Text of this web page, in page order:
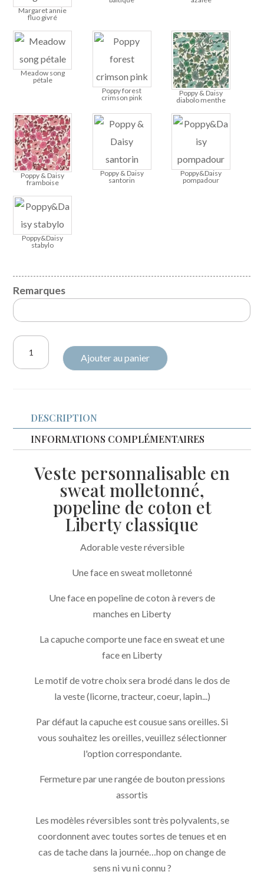
Margaret annie
fluo givré
Meadow song
pétale
Poppy forest
crimson pink
Poppy & Daisy
diabolo menthe
Poppy & Daisy
framboise
Poppy & Daisy
santorin
Poppy&Daisy
pompadour
Poppy&Daisy
stabylo
Remarques
quantité
sweat
molletonné
liberty
Ajouter au panier
DESCRIPTION
INFORMATIONS COMPLÉMENTAIRES
Veste personnalisable en
sweat molletonné,
popeline de coton et
Liberty classique
Adorable veste réversible
Une face en sweat molletonné
Une face en popeline de coton à revers de
manches en Liberty
La capuche comporte une face en sweat et une
face en Liberty
Le motif de votre choix sera brodé dans le dos de
la veste (licorne, tracteur, coeur, lapin...)
Par défaut la capuche est cousue sans oreilles. Si
vous souhaitez les oreilles, veuillez sélectionner
l'option correspondante.
Fermeture par une rangée de bouton pressions
assortis
Les modèles réversibles sont très polyvalents, se
coordonnent avec toutes sortes de tenues et en
cas de tache dans la journée…hop on change de
sens ni vu ni connu ?